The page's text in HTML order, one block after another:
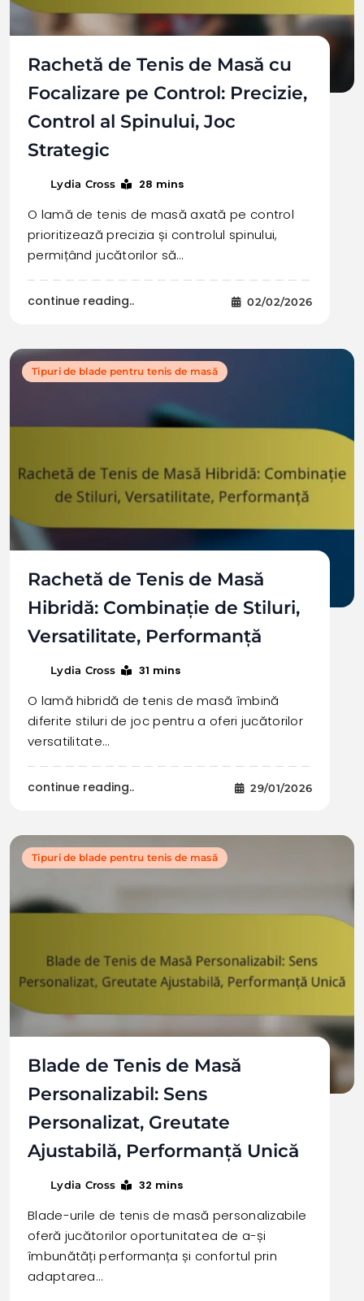
Rachetă de Tenis de Masă cu
Focalizare pe Control: Precizie,
Control al Spinului, Joc
Strategic
Lydia Cross 28 mins
O lamă de tenis de masă axată pe control
prioritizează precizia și controlul spinului,
permițând jucătorilor să…
continue reading.. 02/02/2026
Tipuri de blade pentru tenis de masă
Rachetă de Tenis de Masă
Hibridă: Combinație de Stiluri,
Versatilitate, Performanță
Lydia Cross 31 mins
O lamă hibridă de tenis de masă îmbină
diferite stiluri de joc pentru a oferi jucătorilor
versatilitate…
continue reading.. 29/01/2026
Tipuri de blade pentru tenis de masă
Blade de Tenis de Masă
Personalizabil: Sens
Personalizat, Greutate
Ajustabilă, Performanță Unică
Lydia Cross 32 mins
Blade-urile de tenis de masă personalizabile
oferă jucătorilor oportunitatea de a-și
îmbunătăți performanța și confortul prin
adaptarea…